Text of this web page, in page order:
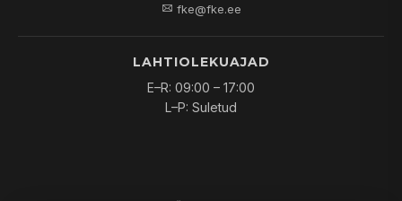
fke@fke.ee
LAHTIOLEKUAJAD
E–R: 09:00 – 17:00
L–P: Suletud